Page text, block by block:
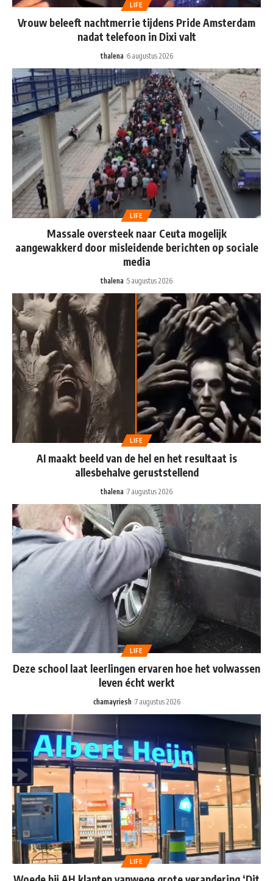
LIFE
Vrouw beleeft nachtmerrie tijdens Pride Amsterdam
nadat telefoon in Dixi valt
thalena 6 augustus 2026
LIFE
Massale oversteek naar Ceuta mogelijk
aangewakkerd door misleidende berichten op sociale
media
thalena 5 augustus 2026
LIFE
AI maakt beeld van de hel en het resultaat is
allesbehalve geruststellend
thalena 7 augustus 2026
LIFE
Deze school laat leerlingen ervaren hoe het volwassen
leven écht werkt
chamayriesh 7 augustus 2026
LIFE